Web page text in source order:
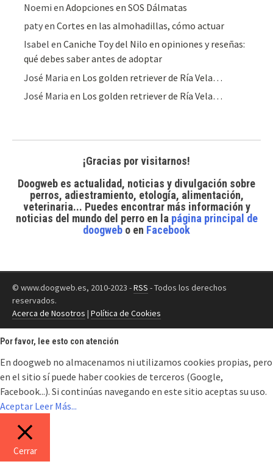
Noemi enAdopciones en SOS Dálmatas
patyenCortes en las almohadillas, cómo actuar
Isabel enCaniche Toy del Nilo en opiniones y reseñas:
qué debes saber antes de adoptar
José Maria en Los golden retriever de Ría Vela…
José Maria en Los golden retriever de Ría Vela…
¡Gracias por visitarnos!
Doogweb es actualidad, noticias y divulgación sobre
perros, adiestramiento, etología, alimentación,
veterinaria... Puedes encontrar más información y
noticias del mundo del perroen la página principal de
doogweb o en Facebook
© www.doogweb.es, 2010-2023 -RSS - Todos los derechos
reservados.
Acerca de Nosotros | Política de Cookies
Por favor, lee esto con atención
En doogweb no almacenamos ni utilizamos cookies propias, pero
en el sitio sí puede haber cookies de terceros (Google,
Facebook...). Si continúas navegando en este sitio aceptas su uso.
Aceptar Leer Más...
Cerrar